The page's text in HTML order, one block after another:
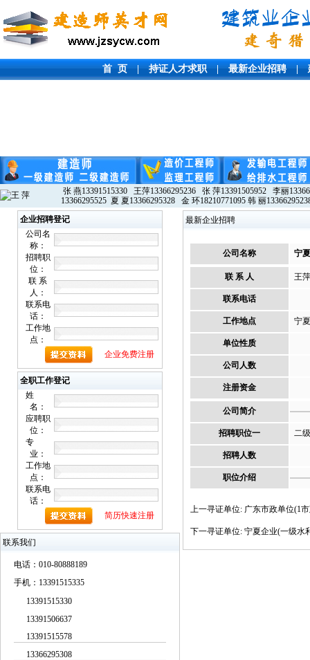
首 页|持证人才求职|最新企业招聘|
张 燕13391515330 王萍13366295236 张 萍13391505952 李丽
13366295525 夏 夏13366295328 金 环18210771095 韩 丽
企业招聘登记
公司名
称：
招聘职
位：
联 系
人：
联系电
话：
工作地
点：
企业免费注册
全职工作登记
姓
名：
应聘职
位：
专
业：
工作地
点：
联系电
话：
简历快速注册
联系我们
电话：010-80888189
手机：13391515335
13391515330
13391506637
13391515578
13366295308
最新企业招聘
公司名称 宁
联 系 人 王萍
联系电话
工作地点 宁夏
单位性质
公司人数
注册资金
公司简介
招聘职位一 二
招聘人数
职位介绍
上一寻证单位: 广东市政单位(1
下一寻证单位: 宁夏企业(一级水